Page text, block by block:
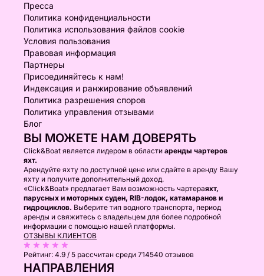
Пресса
Политика конфиденциальности
Политика использования файлов cookie
Условия пользования
Правовая информация
Партнеры
Присоединяйтесь к нам!
Индексация и ранжирование объявлений
Политика разрешения споров
Политика управления отзывами
Блог
ВЫ МОЖЕТЕ НАМ ДОВЕРЯТЬ
Click&Boat является лидером в области аренды чартеров
яхт.
Арендуйте яхту по доступной цене или сдайте в аренду Вашу
яхту и получите дополнительный доход.
«Click&Boat» предлагает Вам возможность чартераяхт,
парусных и моторных суден, RIB-лодок, катамаранов и
гидроциклов. Выберите тип водного транспорта, период
аренды и свяжитесь с владельцем для более подробной
информации с помощью нашей платформы.
ОТЗЫВЫ КЛИЕНТОВ
Рейтинг: 4.9 / 5 рассчитан среди 714540 отзывов
НАПРАВЛЕНИЯ